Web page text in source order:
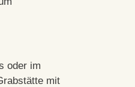
oder im
mit